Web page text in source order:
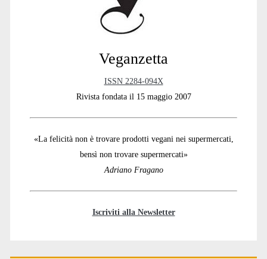
Veganzetta
ISSN 2284-094X
Rivista fondata il 15 maggio 2007
«La felicità non è trovare prodotti vegani nei supermercati,
bensì non trovare supermercati»
Adriano Fragano
Iscriviti alla Newsletter